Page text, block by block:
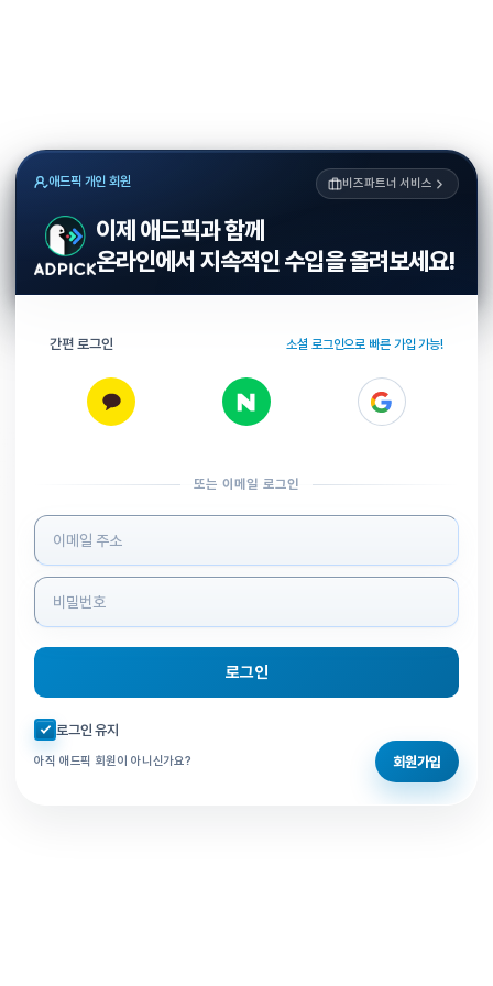
애드픽 개인 회원 비즈파트너 서비스
이제 애드픽과 함께
온라인에서 지속적인 수입을 올려보세요!
간편 로그인 소셜 로그인으로 빠른 가입 가능!
또는 이메일 로그인
로그인 정보 입력
로그인
자동로그인 체크
로그인 유지
아직 애드픽 회원이 아니신가요? 회원가입